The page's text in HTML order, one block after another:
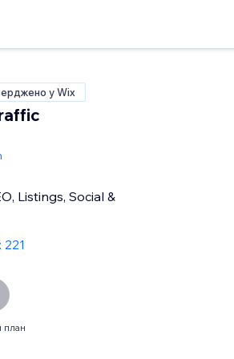
у Wix
Listings, Social &
221
план